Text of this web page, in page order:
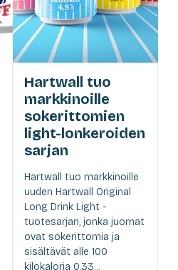
Hartwall tuo
markkinoille
sokerittomien
light-lonkeroiden
sarjan
Hartwall tuo markkinoille
uuden Hartwall Original
Long Drink Light -
tuotesarjan, jonka juomat
ovat sokerittomia ja
sisältävät alle 100
kilokaloria 0,33...